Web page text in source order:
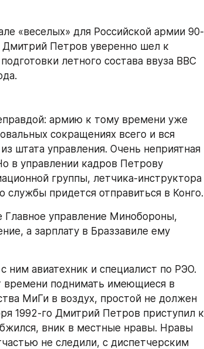
«веселых» для Российской армии 90-
Дмитрий Петров уверенно шел к
летного состава ввуза ВВС
армию к тому времени уже
сокращениях всего и вся
штата управления. Очень неприятная
в управлении кадров Петрову
группы, летчика-инструктора
придется отправиться в Конго.
Главное управление Минобороны,
а зарплату в Браззавиле ему
ним авиатехник и специалист по РЭО.
времени поднимать имеющиеся в
МиГи в воздух, простой не должен
1992-го Дмитрий Петров приступил к
вник в местные нравы. Нравы
не следили, с диспетчерским